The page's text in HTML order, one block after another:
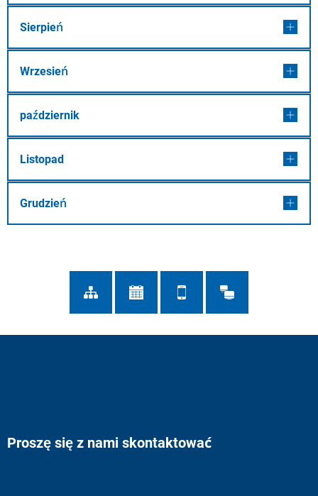
Sierpień
Wrzesień
październik
Listopad
Grudzień
Proszę się z nami skontaktować